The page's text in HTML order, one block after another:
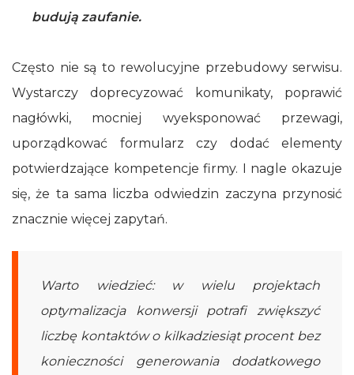
budują zaufanie.
Często nie są to rewolucyjne przebudowy serwisu.
Wystarczy doprecyzować komunikaty, poprawić
nagłówki, mocniej wyeksponować przewagi,
uporządkować formularz czy dodać elementy
potwierdzające kompetencje firmy. I nagle okazuje
się, że ta sama liczba odwiedzin zaczyna przynosić
znacznie więcej zapytań.
Warto wiedzieć: w wielu projektach
optymalizacja konwersji potrafi zwiększyć
liczbę kontaktów o kilkadziesiąt procent bez
konieczności generowania dodatkowego